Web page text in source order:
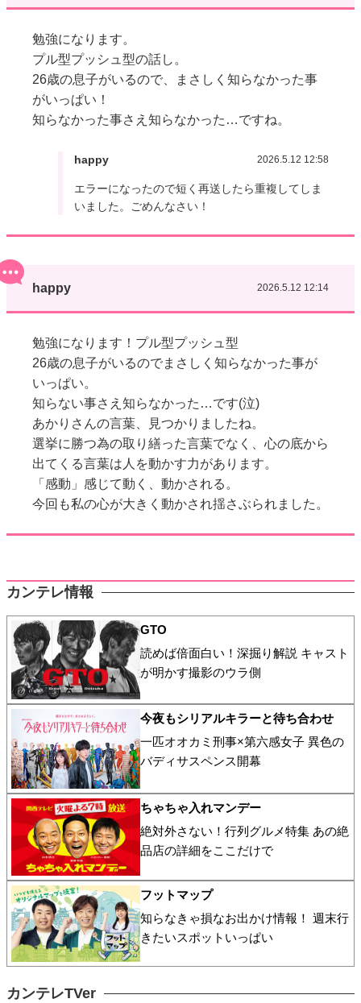
勉強になります。
プル型プッシュ型の話し。
26歳の息子がいるので、まさしく知らなかった事
がいっぱい！
知らなかった事さえ知らなかった…ですね。
happy 2026.5.12 12:58
エラーになったので短く再送したら重複してしま
いました。ごめんなさい！
happy 2026.5.12 12:14
勉強になります！プル型プッシュ型
26歳の息子がいるのでまさしく知らなかった事が
いっぱい。
知らない事さえ知らなかった…です(泣)
あかりさんの言葉、見つかりましたね。
選挙に勝つ為の取り繕った言葉でなく、心の底から
出てくる言葉は人を動かす力があります。
「感動」感じて動く、動かされる。
今回も私の心が大きく動かされ揺さぶられました。
カンテレ情報
GTO
読めば倍面白い！深掘り解説 キャスト
が明かす撮影のウラ側
今夜もシリアルキラーと待ち合わせ
一匹オオカミ刑事×第六感女子 異色の
バディサスペンス開幕
ちゃちゃ入れマンデー
絶対外さない！行列グルメ特集 あの絶
品店の詳細をここだけで
フットマップ
知らなきゃ損なお出かけ情報！ 週末行
きたいスポットいっぱい
カンテレTVer